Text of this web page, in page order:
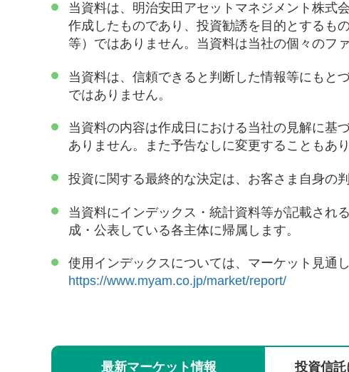
当資料は、明治安田アセットマネジメント株式
作成したものであり、投資勧誘を目的とするも
等）ではありません。当資料は当社の個々のフ
当資料は、信頼できると判断した情報等にもと
ではありません。
当資料の内容は作成日における当社の見解に基
ありません。また予告なしに変更することもあり
投資に関する最終的な決定は、お客さま自身の
当資料にインデックス・統計資料等が記載され
成・公表している各主体に帰属します。
使用インデックスについては、マーケット見通
https://www.myam.co.jp/market/report/
最新マーケット情報 投資信託